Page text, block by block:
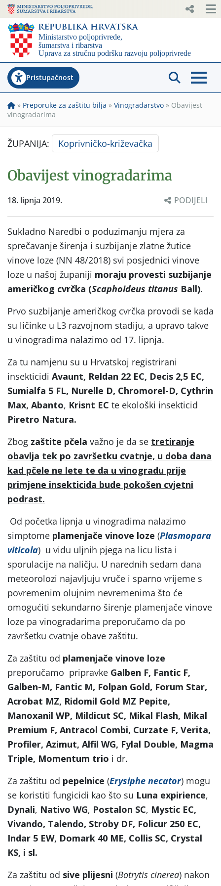
Pristupačnost
» Preporuke za zaštitu bilja » Vinogradarstvo » Obavijest
vinogradarima
ŽUPANIJA: Koprivničko-križevačka
Obavijest vinogradarima
18. lipnja 2019. PODIJELI
Sukladno Naredbi o poduzimanju mjera za
sprečavanje širenja i suzbijanje zlatne žutice
vinove loze (NN 48/2018) svi posjednici vinove
loze u našoj županiji moraju provesti suzbijanje
američkog cvrčka (Scaphoideus titanus Ball).
Prvo suzbijanje američkog cvrčka provodi se kada
su ličinke u L3 razvojnom stadiju, a upravo takve
u vinogradima nalazimo od 17. lipnja.
Za tu namjenu su u Hrvatskoj registrirani
insekticidi Avaunt, Reldan 22 EC, Decis 2,5 EC,
Sumialfa 5 FL, Nurelle D, Chromorel-D, Cythrin
Max, Abanto, Krisnt EC te ekološki insekticid
Piretro Natura.
Zbog zaštite pčela važno je da se tretiranje
obavlja tek po završetku cvatnje, u doba dana
kad pčele ne lete te da u vinogradu prije
primjene insekticida bude pokošen cvjetni
podrast.
Od početka lipnja u vinogradima nalazimo
simptome plamenjače vinove loze (Plasmopara
viticola) u vidu uljnih pjega na licu lista i
sporulacije na naličju. U narednih sedam dana
meteorolozi najavljuju vruče i sparno vrijeme s
povremenim olujnim nevremenima što će
omogućiti sekundarno širenje plamenjače vinove
loze pa vinogradarima preporučamo da po
završetku cvatnje obave zaštitu.
Za zaštitu od plamenjače vinove loze
preporučamo pripravke Galben F, Fantic F,
Galben-M, Fantic M, Folpan Gold, Forum Star,
Acrobat MZ, Ridomil Gold MZ Pepite,
Manoxanil WP, Mildicut SC, Mikal Flash, Mikal
Premium F, Antracol Combi, Curzate F, Verita,
Profiler, Azimut, Alfil WG, Fylal Double, Magma
Triple, Momentum trio i dr.
Za zaštitu od pepelnice (Erysiphe necator) mogu
se koristiti fungicidi kao što su Luna expirience,
Dynali, Nativo WG, Postalon SC, Mystic EC,
Vivando, Talendo, Stroby DF, Folicur 250 EC,
Indar 5 EW, Domark 40 ME, Collis SC, Crystal
KS, i sl.
Za zaštitu od sive plijesni (Botrytis cinerea) nakon